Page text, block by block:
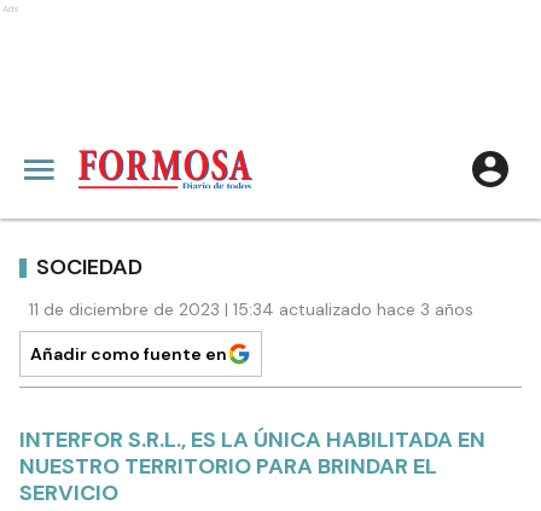
Ads
SOCIEDAD
11 de diciembre de 2023 | 15:34 actualizado hace 3 años
Añadir como fuente en
INTERFOR S.R.L., ES LA ÚNICA HABILITADA EN
NUESTRO TERRITORIO PARA BRINDAR EL
SERVICIO